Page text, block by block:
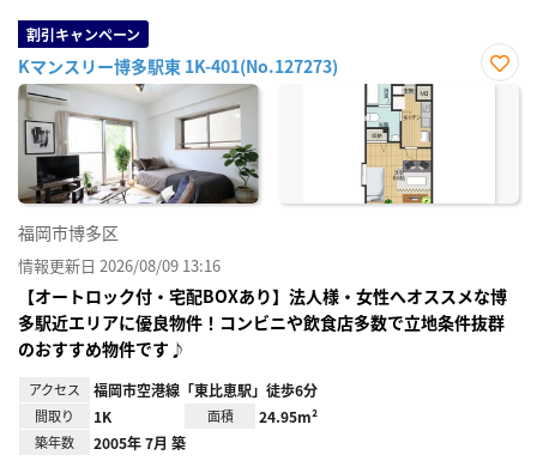
割引キャンペーン
Kマンスリー博多駅東 1K-401(No.127273)
お気
福岡市博多区
情報更新日 2026/08/09 13:16
【オートロック付・宅配BOXあり】法人様・女性へオススメな博
多駅近エリアに優良物件！コンビニや飲食店多数で立地条件抜群
のおすすめ物件です♪
アクセス 福岡市空港線「東比恵駅」徒歩6分
間取り 1K 面積 24.95m²
築年数 2005年 7月 築